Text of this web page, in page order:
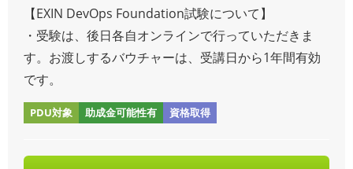
【EXIN DevOps Foundation試験について】
・受験は、後日各自オンラインで行っていただきま
す。お渡しするバウチャーは、受講日から1年間有効
です。
PDU対象 助成金可能性有 資格取得